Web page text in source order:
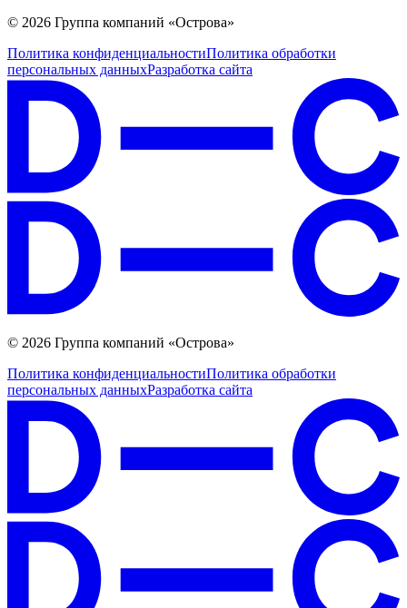
© 2026 Группа компаний «Острова»
Политика конфиденциальностиПолитика обработки
персональных данныхРазработка сайта
© 2026 Группа компаний «Острова»
Политика конфиденциальностиПолитика обработки
персональных данныхРазработка сайта